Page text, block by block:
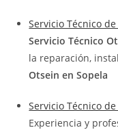
Servicio Técnico
Servicio Técnico
la reparación,
Otsein en Sopela
Servicio Técnico
Experiencia y